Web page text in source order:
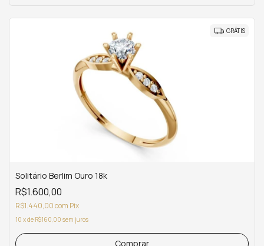
GRÁTIS
Solitário Berlim Ouro 18k
R$1.600,00
R$1.440,00com Pix
10 xde R$160,00 sem juros
Comprar